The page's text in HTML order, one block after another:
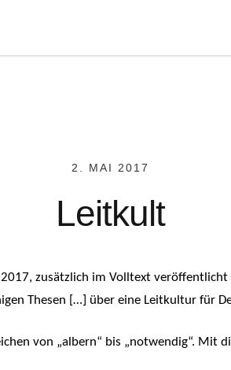
2. MAI 2017
Leitkult
zusätzlich im Volltext
Thesen […] über eine Leitkultur für
von „albern“ bis „notwendig“. Mit